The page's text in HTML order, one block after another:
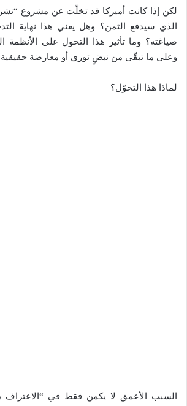
لكن إذا كانت أميركا قد تخلّت عن مشروع
الذي سيدفع الثمن؟ وهل يعني هذا نهاية
صياغته؟ وما تأثير هذا التحول على الأنظمة
وعلى ما تبقّى من نبضٍ ثوري أو معارضة
لماذا هذا التحوّل؟
السبب الأعمق لا يكمن فقط في